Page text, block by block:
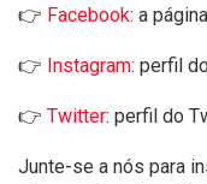
👉 Facebook: a
👉 Instagram: perfil
👉 Twitter: perfil do
Junte-se a nós para